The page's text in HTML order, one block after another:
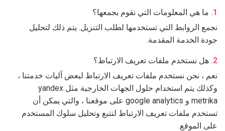
ما هي المعلومات التي نقوم بجمعها؟
نجمع الروابط التي تستخدمها لطلب التنزيل. يتم ذلك لتحليل
جودة الخدمة المقدمة.
هل نستخدم ملفات تعريف الارتباط؟
نعم ، نحن نستخدم ملفات تعريف الارتباط لبعض آليات خدمتنا ،
وكذلك يتم استخدام حلول الجهات الخارجية مثل yandex
metrika و google analytics على موقعنا ، والتي يمكن أن
تستخدم ملفات تعريف الارتباط لتتبع وتحليل سلوك المستخدم
على الموقع.